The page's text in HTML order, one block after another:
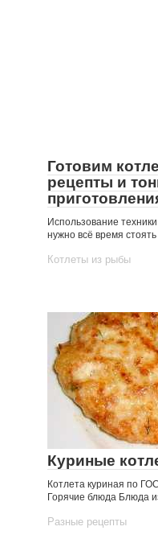
Готовим
рецепты и
Использование
нужно всё время
Котлеты из рыбы
Куриные
Котлета куриная по
Горячие блюда Блюда
Разные рецепты